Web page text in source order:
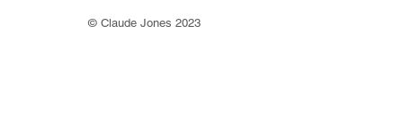
© Claude Jones 2023